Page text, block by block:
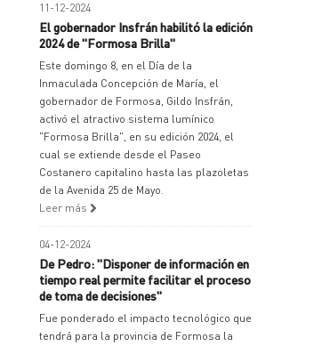
11-12-2024
El gobernador Insfrán habilitó la edición
2024 de "Formosa Brilla"
Este domingo 8, en el Día de la
Inmaculada Concepción de María, el
gobernador de Formosa, Gildo Insfrán,
activó el atractivo sistema lumínico
"Formosa Brilla", en su edición 2024, el
cual se extiende desde el Paseo
Costanero capitalino hasta las plazoletas
de la Avenida 25 de Mayo.
Leer más
04-12-2024
De Pedro: "Disponer de información en
tiempo real permite facilitar el proceso
de toma de decisiones"
Fue ponderado el impacto tecnológico que
tendrá para la provincia de Formosa la